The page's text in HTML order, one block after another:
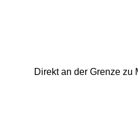
Direkt an der Grenze